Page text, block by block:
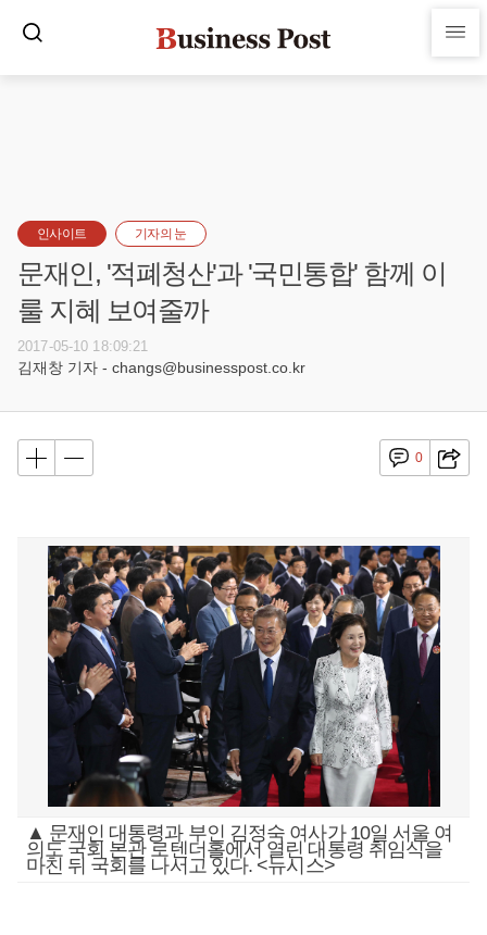
인사이트 기자의 눈
문재인, '적폐청산'과 '국민통합' 함께 이
룰 지혜 보여줄까
2017-05-10 18:09:21
김재창 기자 - changs@businesspost.co.kr
0
▲ 문재인 대통령과 부인 김정숙 여사가 10일 서울 여
의도 국회 본관 로텐더홀에서 열린 대통령 취임식을
마친 뒤 국회를 나서고 있다. <뉴시스>